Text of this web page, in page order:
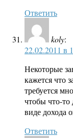
Ответить
koly:
22.02.2011 в
Некоторые
кажется что
требуется
чтобы что-то
виде дохода
Ответить